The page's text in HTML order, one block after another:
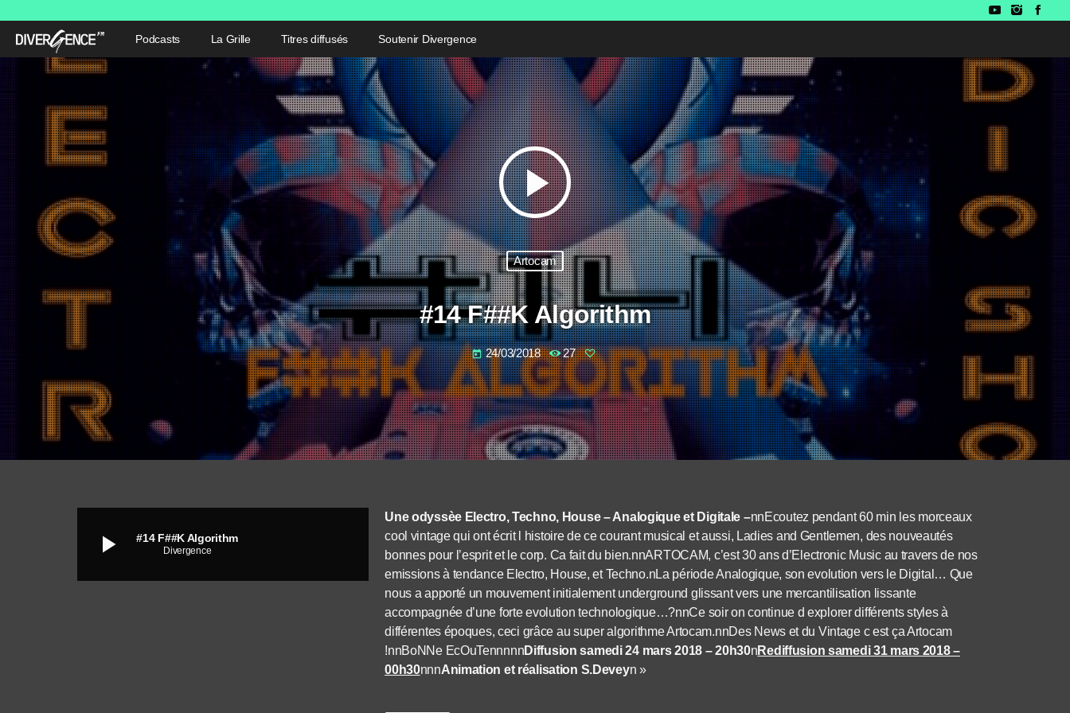
Podcasts La Grille Titres diffusés Soutenir Divergence
play_arrow
Artocam
#14 F##K Algorithm
today 24/03/2018 27
play_arrow #14 F##K Algorithm
Divergence
Une odyssèe Electro, Techno, House – Analogique et Digitale –nnEcoutez pendant 60 min les morceaux
cool vintage qui ont écrit l histoire de ce courant musical et aussi, Ladies and Gentlemen, des nouveautés
bonnes pour l’esprit et le corp. Ca fait du bien.nnARTOCAM, c’est 30 ans d’Electronic Music au travers de nos
emissions à tendance Electro, House, et Techno.nLa période Analogique, son evolution vers le Digital… Que
nous a apporté un mouvement initialement underground glissant vers une mercantilisation lissante
accompagnée d’une forte evolution technologique…?nnCe soir on continue d explorer différents styles à
différentes époques, ceci grâce au super algorithme Artocam.nnDes News et du Vintage c est ça Artocam
!nnBoNNe EcOuTennnnnDiffusion samedi 24 mars 2018 – 20h30nRediffusion samedi 31 mars 2018 –
00h30nnnAnimation et réalisation S.Deveyn »